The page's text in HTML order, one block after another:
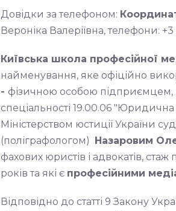
Довідки за телефоном:
Вероніка Валеріївна, телефони:
Київська школа професійної
найменування, яке офіційно
- фізичною особою підприємцем,
спеціальності 19.00.06
Міністерством юстиції України
(поліграфологом) Назаровим
фахових юристів і адвокатів,
років та які є професійними
Відповідно до статті 9 Закону